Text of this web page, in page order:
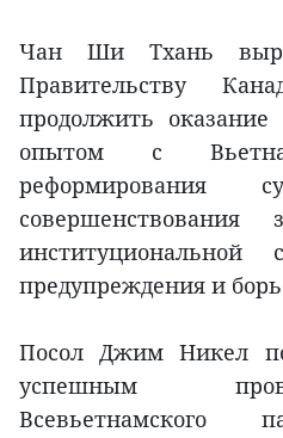
Чан Ши Тхань
Правительству
продолжить
опытом с
реформирования
совершенствования
предупреждения и
Посол Джим Никел
успешным
Всевьетнамского